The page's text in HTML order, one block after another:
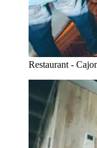
Restaurant -